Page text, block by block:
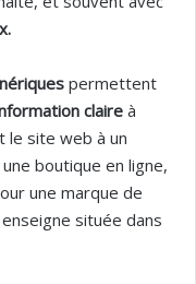
permettent
claireà
le site web à un
boutique en ligne,
une marque de
située dans